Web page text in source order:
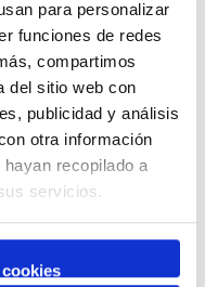
para personalizar
funciones de redes
compartimos
del sitio web con
publicidad y análisis
otra información
recopilado a
servicios.